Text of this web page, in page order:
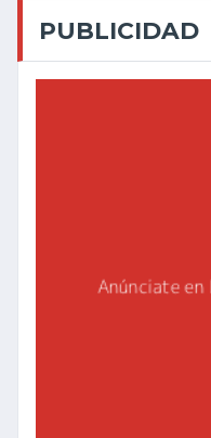
PUBLICIDAD